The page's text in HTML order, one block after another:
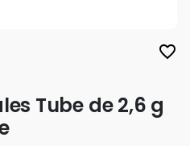
favorite_border
Tube de 2,6 g